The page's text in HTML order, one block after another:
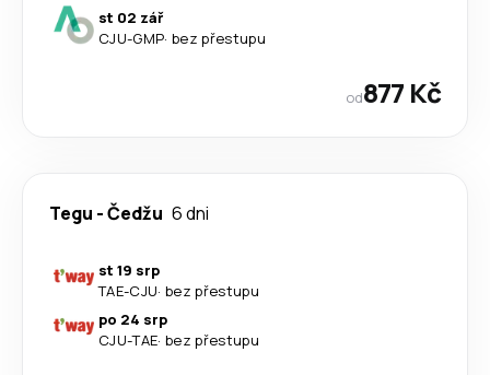
st 02 zář
CJU-GMP· bez přestupu
od877 Kč
Tegu -Čedžu 6 dni
st 19 srp
TAE-CJU· bez přestupu
po 24 srp
CJU-TAE· bez přestupu